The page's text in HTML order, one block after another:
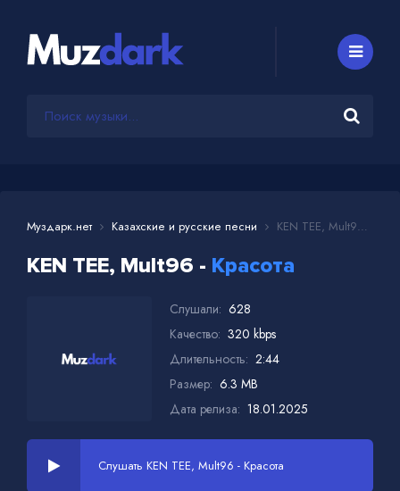
Муздарк.нет Казахские и русские песни KEN TEE, Mult96 - Красота
KEN TEE, Mult96 - Красота
Слушали: 628
Качество: 320 kbps
Длительность: 2:44
Размер: 6.3 MB
Дата релиза: 18.01.2025
Слушать KEN TEE, Mult96 - Красота